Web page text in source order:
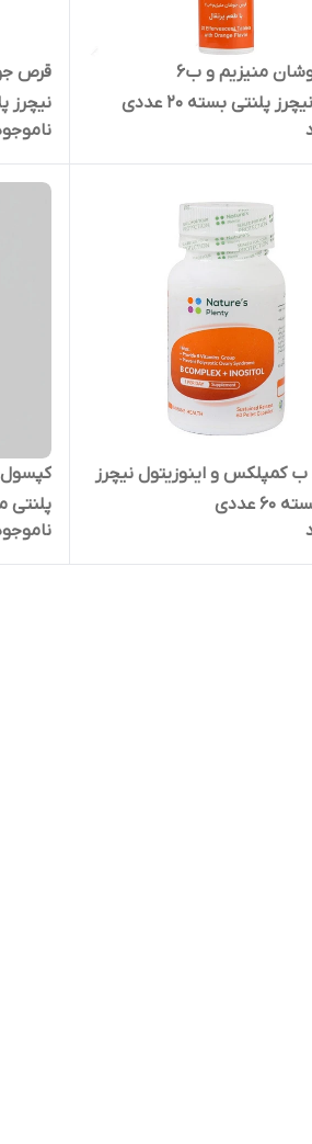
قرص جوشان منیزیم و ب6
پلنتی بسته 20 عددی
قرص
نیچرز
کمپلکس و اینوزیتول نیچرز
عددی
کپسول
کلسیم